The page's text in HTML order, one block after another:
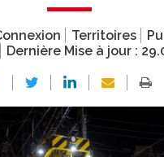
Territoires
Dernière Mise à jour :